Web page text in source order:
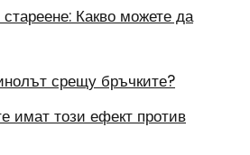
Какво можете да
срещу бръчките?
имат този ефект против